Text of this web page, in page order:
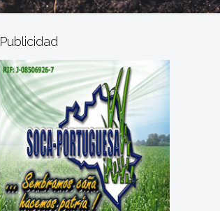
Publicidad